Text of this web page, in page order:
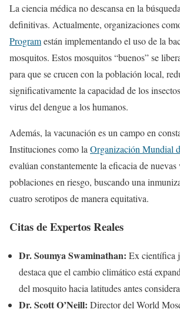
La ciencia médica no descansa en la
definitivas. Actualmente, organizaciones
Programestán implementando el uso de la
mosquitos. Estos mosquitos “buenos” se
para que se crucen con la población local,
significativamente la capacidad de los
virus del dengue a los humanos.
Además, la vacunación es un campo en
Instituciones como la Organización Mundial
evalúan constantemente la eficacia de nuevas
poblaciones en riesgo, buscando una
cuatro serotipos de manera equitativa.
Citas de Expertos Reales
Dr. Soumya Swaminathan: Ex científica
destaca que el cambio climático está
del mosquito hacia latitudes antes
Dr. Scott O’Neill: Director del World